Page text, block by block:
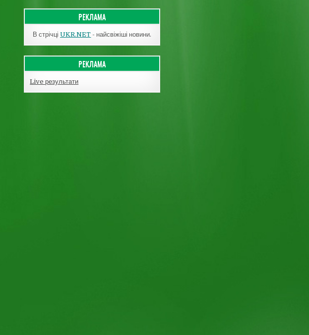
РЕКЛАМА
В стрічціUKR.NET - найсвіжіші новини.
РЕКЛАМА
Live результати